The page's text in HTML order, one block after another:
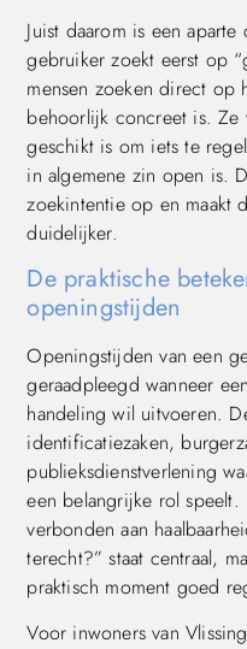
Juist daarom is een
gebruiker zoekt eerst op
mensen zoeken direct op
behoorlijk concreet is.
geschikt is om iets te
in algemene zin open is.
zoekintentie op en maakt
duidelijker.
De praktische
openingstijden
Openingstijden van een
geraadpleegd wanneer
handeling wil uitvoeren.
identificatiezaken,
publieksdienstverlening
een belangrijke rol
verbonden aan
terecht?” staat centraal,
praktisch moment goed
Voor inwoners van